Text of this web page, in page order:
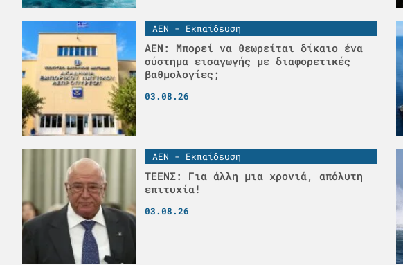
ΑΕΝ - Εκπαίδευση
ΑΕΝ: Μπορεί να θεωρείται δίκαιο ένα
σύστημα εισαγωγής με διαφορετικές
βαθμολογίες;
03.08.26
ΑΕΝ - Εκπαίδευση
ΤΕΕΝΣ: Για άλλη μια χρονιά, απόλυτη
επιτυχία!
03.08.26